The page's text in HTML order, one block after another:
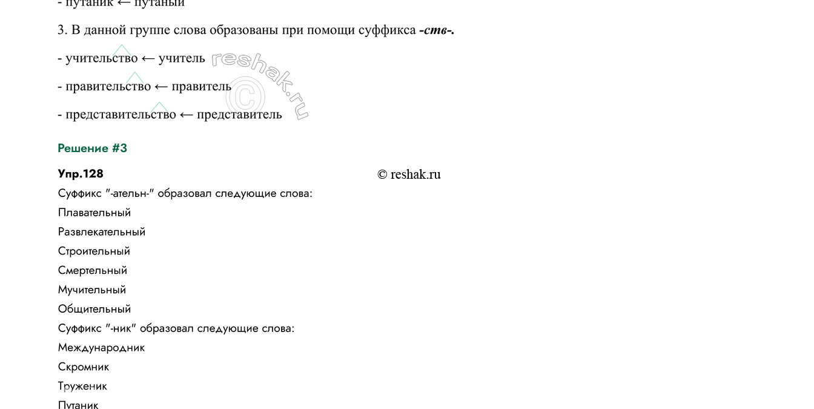
Решение #3